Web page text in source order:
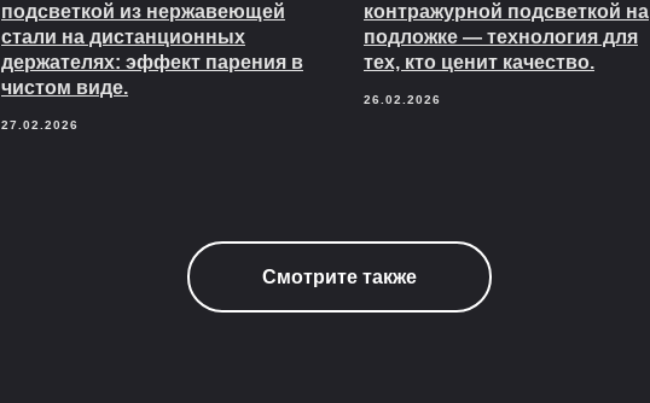
подсветкой из нержавеющей
стали на дистанционных
держателях: эффект парения в
чистом виде.
27.02.2026
контражурной подсветкой на
подложке — технология для
тех, кто ценит качество.
26.02.2026
Смотрите также